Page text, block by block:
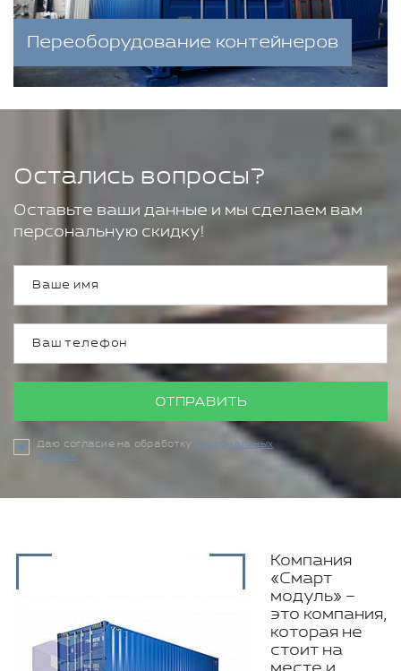
Переоборудование контейнеров
Остались вопросы?
Оставьте ваши данные и мы сделаем вам
персональную скидку!
ОТПРАВИТЬ
Даю согласие на обработку персональных
данных
Компания
«Смарт
модуль» –
это компания,
которая не
стоит на